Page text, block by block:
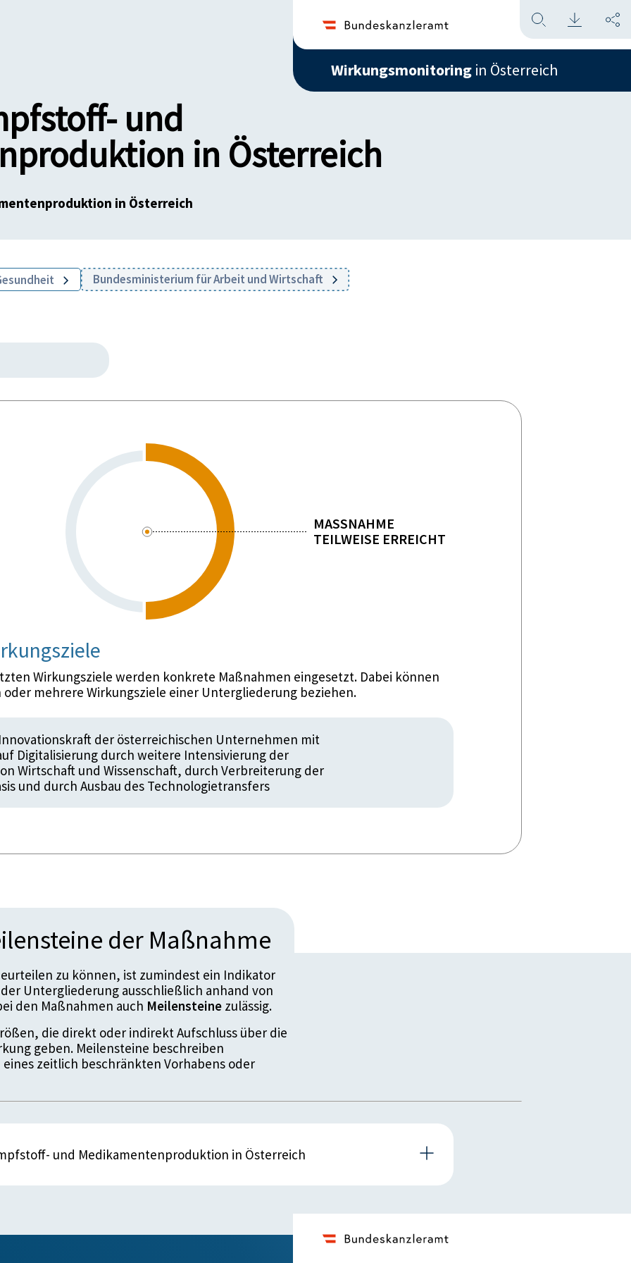
Wirkungsmonitoring in Österreich
und
in Österreich
in Österreich
Bundesministerium für Arbeit und Wirtschaft
MASSNAHME
TEILWEISE ERREICHT
Wirkungsziele werden konkrete Maßnahmen eingesetzt. Dabei können
oder mehrere Wirkungsziele einer Untergliederung beziehen.
der österreichischen Unternehmen mit
Digitalisierung durch weitere Intensivierung der
Wirtschaft und Wissenschaft, durch Verbreiterung der
und durch Ausbau des Technologietransfers
der Maßnahme
zu können, ist zumindest ein Indikator
Untergliederung ausschließlich anhand von
den Maßnahmen auch Meilensteine zulässig.
die direkt oder indirekt Aufschluss über die
geben. Meilensteine beschreiben
zeitlich beschränkten Vorhabens oder
und Medikamentenproduktion in Österreich